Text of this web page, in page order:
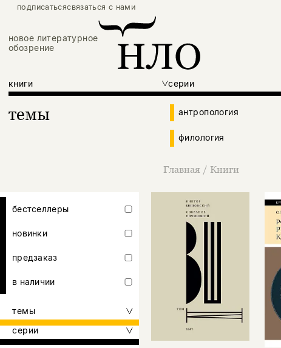
подписатьсясвязаться с нами
новое литературное
обозрение
книги серии
темы антропология
филология
Главная / Книги
бестселлеры
новинки
предзаказ
в наличии
темы
серии